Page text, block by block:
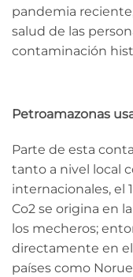
pandemia
salud de las
contaminación
Petroamazonas
Parte de esta
tanto a nivel local
internacionales, el
Co2 se origina en
los mecheros;
directamente en
países como